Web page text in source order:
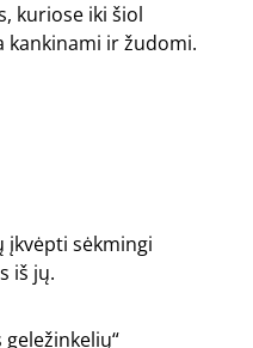
kuriose iki šiol
kankinami ir žudomi.
sėkmingi
iš jų.
geležinkelių“